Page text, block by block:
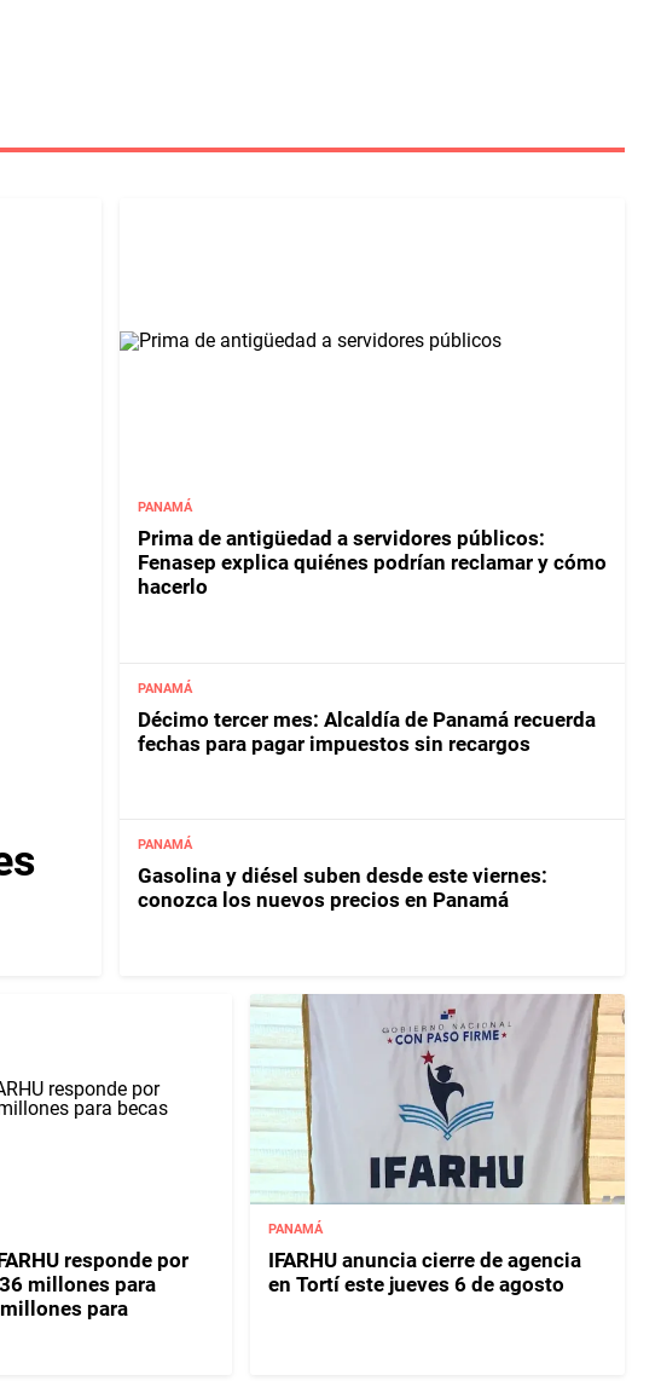
PANAMÁ
Prima de antigüedad a servidores públicos:
Fenasep explica quiénes podrían reclamar y cómo
hacerlo
PANAMÁ
Décimo tercer mes: Alcaldía de Panamá recuerda
fechas para pagar impuestos sin recargos
PANAMÁ
Gasolina y diésel suben desde este viernes:
conozca los nuevos precios en Panamá
responde por
millones para
para
PANAMÁ
IFARHU anuncia cierre de agencia
en Tortí este jueves 6 de agosto